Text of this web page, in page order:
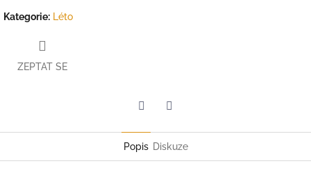
Kategorie: Léto
ZEPTAT SE
Popis Diskuze